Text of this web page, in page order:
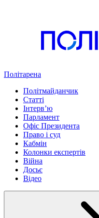
Політарена
Політмайданчик
Статті
Інтервʼю
Парламент
Офіс Президента
Право і суд
Кабмін
Колонки експертів
Війна
Досьє
Відео